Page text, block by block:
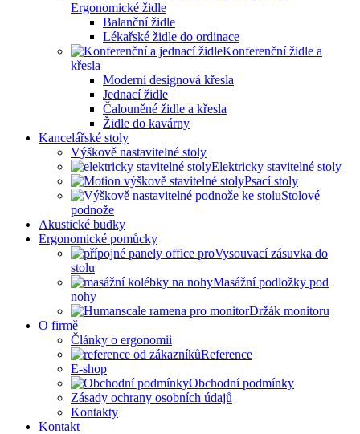
Ergonomické židle
Balanční židle
Lékařské židle do ordinace
Konferenční židle a
křesla
Moderní designová křesla
Jednací židle
Čalouněné židle a křesla
Židle do kavárny
Kancelářské stoly
Výškově nastavitelné stoly
Elektricky stavitelné stoly
Psací stoly
Stolové
podnože
Akustické budky
Ergonomické pomůcky
Vysouvací zásuvka do
stolu
Masážní podložky pod
nohy
Držák monitoru
O firmě
Články o ergonomii
Reference
E-shop
Obchodní podmínky
Zásady ochrany osobních údajů
Kontakty
Kontakt